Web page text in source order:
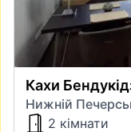
Кахи
Нижній
2 кімнати